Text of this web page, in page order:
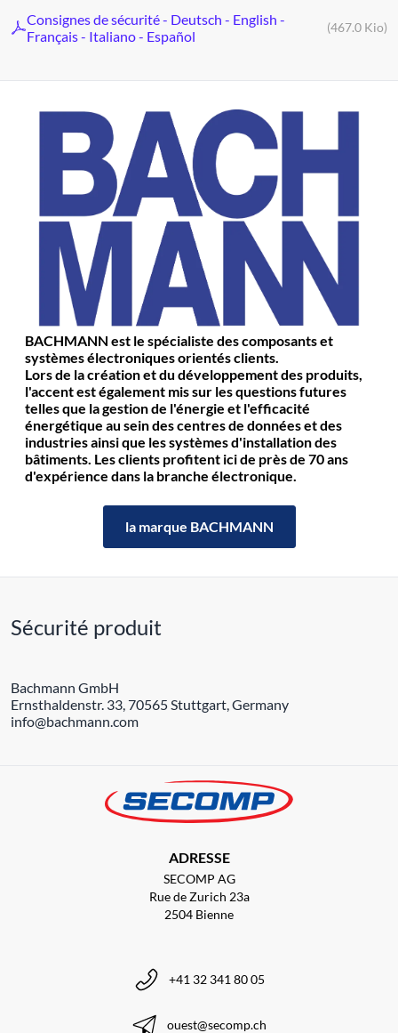
Consignes de sécurité - Deutsch - English -
Français - Italiano - Español
(467.0 Kio)
BACHMANN est le spécialiste des composants et
systèmes électroniques orientés clients.
Lors de la création et du développement des produits,
l'accent est également mis sur les questions futures
telles que la gestion de l'énergie et l'efficacité
énergétique au sein des centres de données et des
industries ainsi que les systèmes d'installation des
bâtiments. Les clients profitent ici de près de 70 ans
d'expérience dans la branche électronique.
la marque BACHMANN
Sécurité produit
Bachmann GmbH
Ernsthaldenstr. 33, 70565 Stuttgart, Germany
info@bachmann.com
ADRESSE
SECOMP AG
Rue de Zurich 23a
2504 Bienne
+41 32 341 80 05
ouest@secomp.ch